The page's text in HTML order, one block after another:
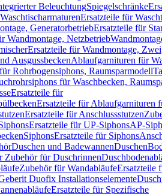
BeleuchtungSpiegelschränke
WaschtischarmaturenErsatzteile für
GeneratorbetriebErsatzteile für
Wandmontage, Netzbetrieb
Ersatzteile für Wandmontage,
AusgussbeckenAblaufgarnituren für
Rohrbogensiphons, Raumsparmodell
für Waschbecken,
Ersatzteile für
Ersatzteile für Ablaufgarnituren
Ersatzteile für Anschlussstutzen
Ersatzteile für UP-SiphonsAP-
SiphonsErsatzteile für Siphons
Duschen und BadewannenDuschen
Zubehör für Duschrinnen
Zubehör für WandabläufeErsatzteile
Duofix Installationselemente
Ersatzteile für Spezifische